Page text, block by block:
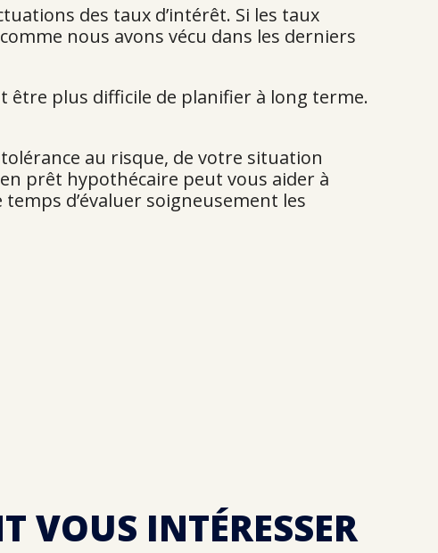
des taux d’intérêt. Si les taux
nous avons vécu dans les derniers
être plus difficile de planifier à long terme.
au risque, de votre situation
prêt hypothécaire peut vous aider à
d’évaluer soigneusement les
VOUS INTÉRESSER